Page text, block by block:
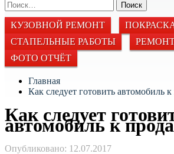
КУЗОВНОЙ РЕМОНТ
СТАПЕЛЬНЫЕ РАБОТЫ
ФОТО ОТЧЁТ
Главная
Как следует готовить автомобиль
Как следует
автомобиль к
Опубликовано: 12.07.2017